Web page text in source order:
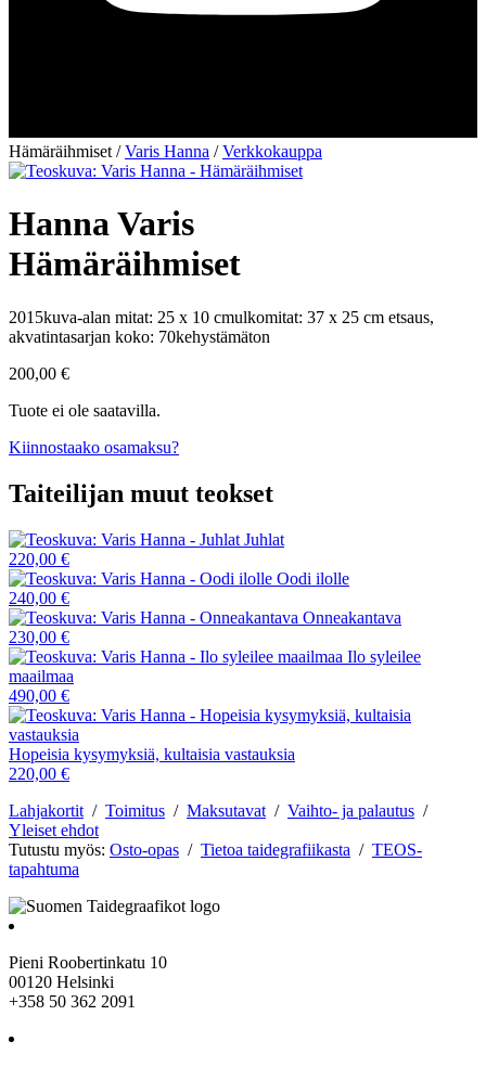
Hämäräihmiset /Varis Hanna /Verkkokauppa
Hanna Varis
Hämäräihmiset
2015kuva-alan mitat: 25 x 10 cmulkomitat: 37 x 25 cm etsaus,
akvatintasarjan koko: 70kehystämäton
200,00 €
Tuote ei ole saatavilla.
Kiinnostaako osamaksu?
Taiteilijan muut teokset
Juhlat
220,00 €
Oodi ilolle
240,00 €
Onneakantava
230,00 €
Ilo syleilee
maailmaa
490,00 €
Hopeisia kysymyksiä, kultaisia vastauksia
220,00 €
Lahjakortit / Toimitus / Maksutavat / Vaihto- ja palautus /
Yleiset ehdot
Tutustu myös: Osto-opas / Tietoa taidegrafiikasta / TEOS-
tapahtuma
Pieni Roobertinkatu 10
00120 Helsinki
+358 50 362 2091